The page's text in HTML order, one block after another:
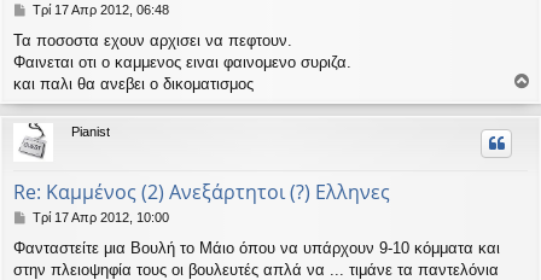
Δ
μ
ο
σ
ε
υ
σ
Τρί 17 Απρ 2012, 06:48
Τα ποσοστα εχουν αρχισει να πεφτουν.
Φαινεται οτι ο καμμενος ειναι φαινομενο συριζα.
και παλι θα ανεβει ο δικοματισμος
ρ
Pianist
Re: Καμμένος (2) Ανεξάρτητοι (?) Ελληνες
Δ
μ
ο
Τρί 17 Απρ 2012, 10:00
Φανταστείτε μια Βουλή το Μάιο όπου να υπάρχουν 9-10 κόμματα και
στην πλειοψηφία τους οι βουλευτές απλά να ... τιμάνε τα παντελόνια